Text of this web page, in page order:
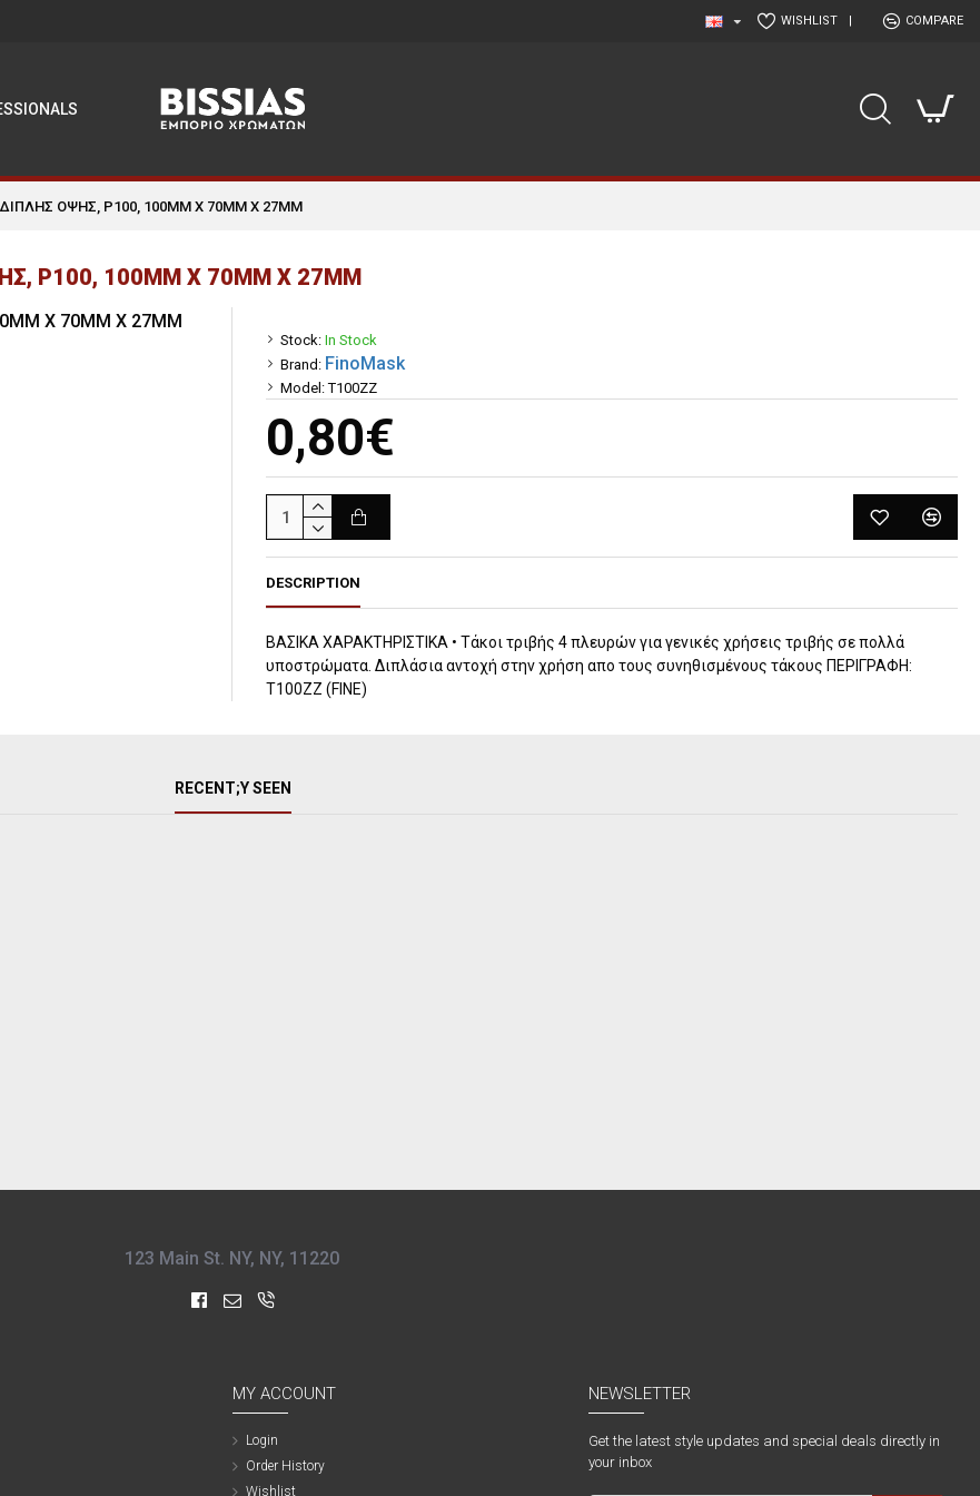
WISHLIST | COMPARE
ΟΨΗΣ, P100, 100MM Χ 70MM Χ 27MM
P100, 100MM Χ 70MM Χ 27MM
0,80€
Stock: In Stock
Brand: FinoMask
Model: T100ZZ
DESCRIPTION
ΒΑΣΙΚΑ ΧΑΡΑΚΤΗΡΙΣΤΙΚΑ • Τάκοι τριβής 4 πλευρών για γενικές χρήσεις τριβής σε πολλά
υποστρώματα. Διπλάσια αντοχή στην χρήση απο τους συνηθισμένους τάκους ΠΕΡΙΓΡΑΦΗ:
Τ100ZZ (FINE)
RECENT;Y SEEN
123 Main St. NY, NY, 11220
MY ACCOUNT
Login
Order History
Wishlist
NEWSLETTER
Get the latest style updates and special deals directly in
your inbox